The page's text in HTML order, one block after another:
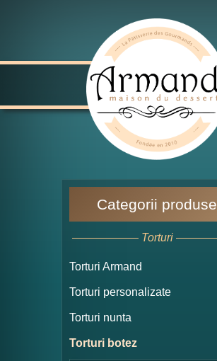
Categorii produse
Torturi
Torturi Armand
Torturi personalizate
Torturi nunta
Torturi botez